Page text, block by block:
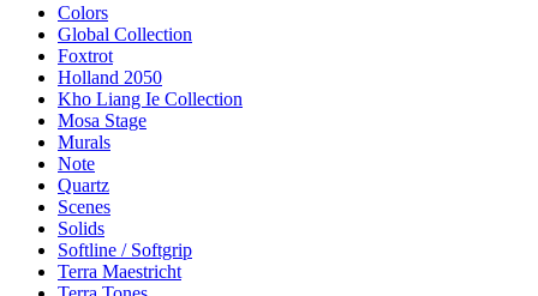
Colors
Global Collection
Foxtrot
Holland 2050
Kho Liang Ie Collection
Mosa Stage
Murals
Note
Quartz
Scenes
Solids
Softline / Softgrip
Terra Maestricht